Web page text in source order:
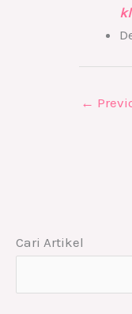
Cari Artikel
←